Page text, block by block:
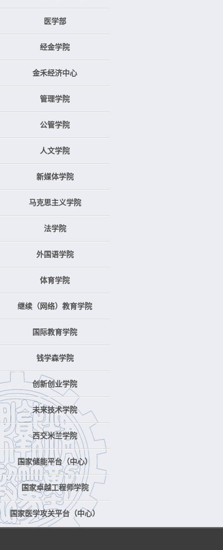
医学部
经金学院
金禾经济中心
管理学院
公管学院
人文学院
新媒体学院
马克思主义学院
法学院
外国语学院
体育学院
继续（网络）教育学院
国际教育学院
钱学森学院
创新创业学院
未来技术学院
西交米兰学院
国家储能平台（中心）
国家卓越工程师学院
国家医学攻关平台（中心）